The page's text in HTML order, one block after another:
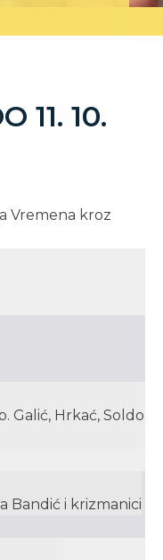
11. 10.
Vremena kroz
Galić, Hrkać, Soldo
Bandić i krizmanici